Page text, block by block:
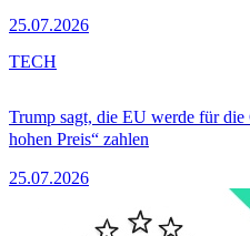
25.07.2026
Trump sagt, die EU werde für die
hohen Preis“ zahlen
25.07.2026
TECH